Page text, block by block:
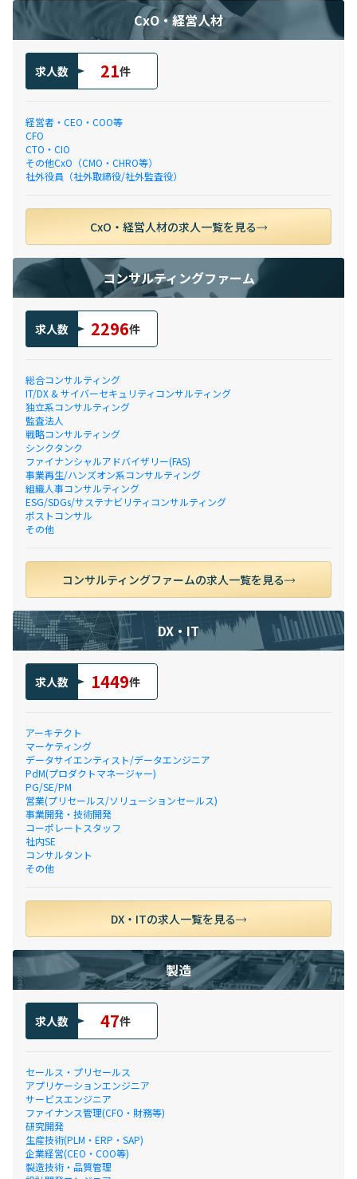
CxO・経営人材
求人数 21件
経営者・CEO・COO等
CFO
CTO・CIO
その他CxO（CMO・CHRO等）
社外役員（社外取締役/社外監査役）
CxO・経営人材の求人一覧を見る
コンサルティングファーム
求人数 2296件
総合コンサルティング
IT/DX & サイバーセキュリティコンサルティング
独立系コンサルティング
監査法人
戦略コンサルティング
シンクタンク
ファイナンシャルアドバイザリー(FAS)
事業再生/ハンズオン系コンサルティング
組織人事コンサルティング
ESG/SDGs/サステナビリティコンサルティング
ポストコンサル
その他
コンサルティングファームの求人一覧を見る
DX・IT
求人数 1449件
アーキテクト
マーケティング
データサイエンティスト/データエンジニア
PdM(プロダクトマネージャー)
PG/SE/PM
営業(プリセールス/ソリューションセールス)
事業開発・技術開発
コーポレートスタッフ
社内SE
コンサルタント
その他
DX・ITの求人一覧を見る
製造
求人数 47件
セールス・プリセールス
アプリケーションエンジニア
サービスエンジニア
ファイナンス管理(CFO・財務等)
研究開発
生産技術(PLM・ERP・SAP)
企業経営(CEO・COO等)
製造技術・品質管理